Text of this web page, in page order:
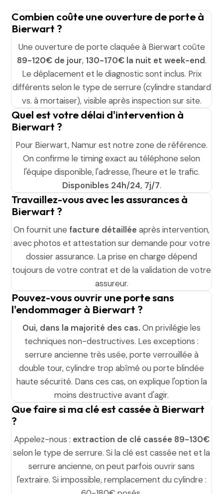
Combien coûte une ouverture de porte à
Bierwart ?
Une ouverture de porte claquée à Bierwart coûte
89-120€ de jour, 130-170€ la nuit et week-end.
Le déplacement et le diagnostic sont inclus. Prix
différents selon le type de serrure (cylindre standard
vs. à mortaiser), visible après inspection sur site.
Quel est votre délai d'intervention à
Bierwart ?
Pour Bierwart, Namur est notre zone de référence.
On confirme le timing exact au téléphone selon
l'équipe disponible, l'adresse, l'heure et le trafic.
Disponibles 24h/24, 7j/7.
Travaillez-vous avec les assurances à
Bierwart ?
On fournit une facture détaillée après intervention,
avec photos et attestation sur demande pour votre
dossier assurance. La prise en charge dépend
toujours de votre contrat et de la validation de votre
assureur.
Pouvez-vous ouvrir une porte sans
l'endommager à Bierwart ?
Oui, dans la majorité des cas. On privilégie les
techniques non-destructives. Les exceptions :
serrure ancienne très usée, porte verrouillée à
double tour, cylindre trop abîmé ou porte blindée
haute sécurité. Dans ces cas, on explique l'option la
moins destructive avant d'agir.
Que faire si ma clé est cassée à Bierwart
?
Appelez-nous : extraction de clé cassée 89-130€
selon le type de serrure. Si la clé est cassée net et la
serrure ancienne, on peut parfois ouvrir sans
l'extraire. Si impossible, remplacement du cylindre :